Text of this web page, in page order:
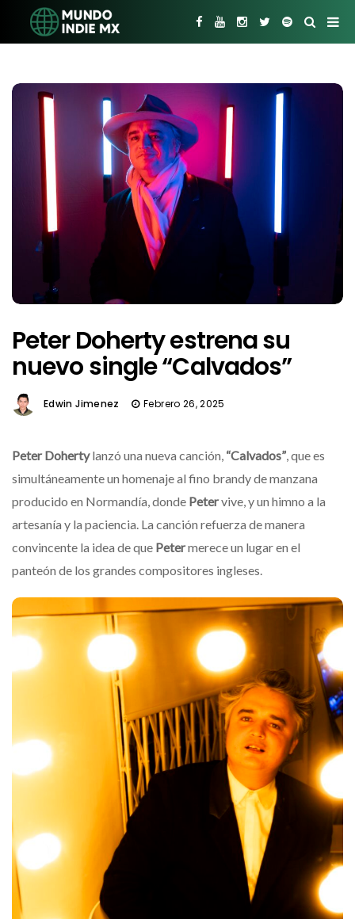
Peter Doherty estrena su
nuevo single “Calvados”
Edwin Jimenez Febrero 26, 2025
Peter Dohertylanzó una nueva canción, “Calvados”, que es
simultáneamente un homenaje al fino brandy de manzana
producido en Normandía, donde Petervive, y un himno a la
artesanía y la paciencia. La canción refuerza de manera
convincente la idea de que Petermerece un lugar en el
panteón de los grandes compositores ingleses.